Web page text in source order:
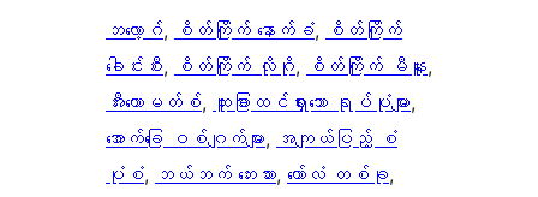
ဘလော့ဂ်, စိတ်ကြိုက် နောက်ခံ,
စိတ်ကြိုက်
ခေါင်းစီး, စိတ်ကြိုက် လိုဂို, စိတ်ကြိုက် မီနူး
အီးကောမတ်စ်, ထူးခြားထင်ရှားသော ရုပ်ပုံများ
အောက်ခြေ ဝစ်ဂျက်များ, အကျယ်ပြည့် စံ
ပုံစံ, ဘယ်ဘက် ဘေးဘား, ကော်လံ တစ်ခု